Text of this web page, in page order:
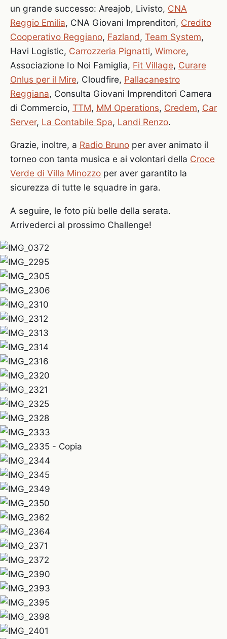
un grande successo: Areajob, Livisto, CNA
Reggio Emilia, CNA Giovani Imprenditori, Credito
Cooperativo Reggiano, Fazland, Team System,
Havi Logistic, Carrozzeria Pignatti, Wimore,
Associazione Io Noi Famiglia, Fit Village, Curare
Onlus per il Mire, Cloudfire, Pallacanestro
Reggiana, Consulta Giovani Imprenditori Camera
di Commercio, TTM, MM Operations, Credem, Car
Server, La Contabile Spa, Landi Renzo.
Grazie, inoltre, a Radio Bruno per aver animato il
torneo con tanta musica e ai volontari della Croce
Verde di Villa Minozzo per aver garantito la
sicurezza di tutte le squadre in gara.
A seguire, le foto più belle della serata.
Arrivederci al prossimo Challenge!